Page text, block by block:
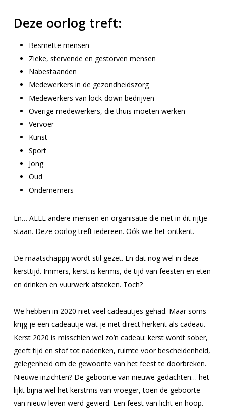
Deze oorlog treft:
Besmette mensen
Zieke, stervende en gestorven mensen
Nabestaanden
Medewerkers in de gezondheidszorg
Medewerkers van lock-down bedrijven
Overige medewerkers, die thuis moeten werken
Vervoer
Kunst
Sport
Jong
Oud
Ondernemers
En… ALLE andere mensen en organisatie die niet in dit rijtje
staan. Deze oorlog treft iedereen. Oók wie het ontkent.
De maatschappij wordt stil gezet. En dat nog wel in deze
kersttijd. Immers, kerst is kermis, de tijd van feesten en eten
en drinken en vuurwerk afsteken. Toch?
We hebben in 2020 niet veel cadeautjes gehad. Maar soms
krijg je een cadeautje wat je niet direct herkent als cadeau.
Kerst 2020 is misschien wel zo’n cadeau: kerst wordt sober,
geeft tijd en stof tot nadenken, ruimte voor bescheidenheid,
gelegenheid om de gewoonte van het feest te doorbreken.
Nieuwe inzichten? De geboorte van nieuwe gedachten… het
lijkt bijna wel het kerstmis van vroeger, toen de geboorte
van nieuw leven werd gevierd. Een feest van licht en hoop.